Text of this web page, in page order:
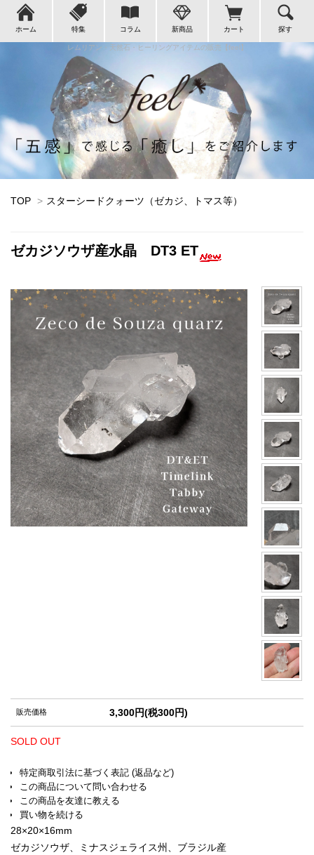
レムリアン・天然石・ヒーリングアイテムの販売【feel】
ホーム 特集 コラム 新商品 カート 探す
TOP > スターシードクォーツ（ゼカジ、トマス等）
ゼカジソウザ産水晶 DT3 ET
販売価格 3,300円(税300円)
SOLD OUT
特定商取引法に基づく表記 (返品など)
この商品について問い合わせる
この商品を友達に教える
買い物を続ける
28×20×16mm
ゼカジソウザ、ミナスジェライス州、ブラジル産